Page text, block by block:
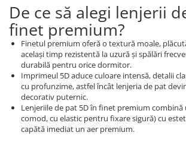
De ce să alegi lenjerii
finet premium?
Finetul premium oferă o textură moale,
acelaşi timp rezistentă la uzură şi spălări
durabilă pentru orice dormitor.
Imprimeul 5D aduce culoare intensă, detalii
cu profunzime, astfel încât lenjeria de pat
decorativ puternic.
Lenjeriile de pat 5D în finet premium
comod, cu elastic pentru fixare sigură) cu
capătă imediat un aer premium.